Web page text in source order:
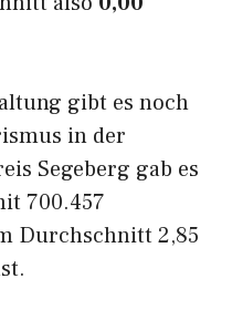
gibt es noch
in der
Segeberg gab es
700.457
Durchschnitt 2,85